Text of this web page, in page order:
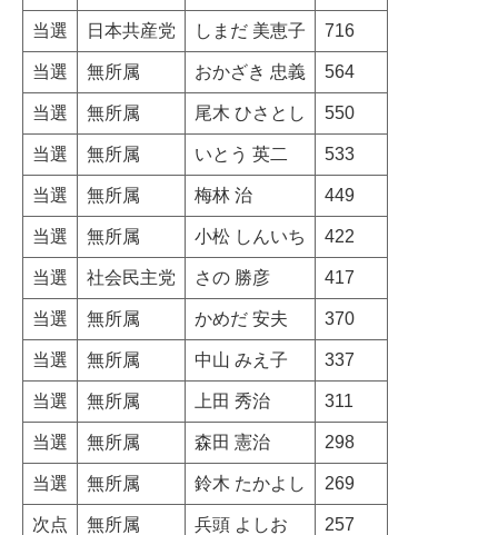
当選 日本共産党 しまだ 美恵子 716
当選 無所属 おかざき 忠義 564
当選 無所属 尾木 ひさとし 550
当選 無所属 いとう 英二 533
当選 無所属 梅林 治 449
当選 無所属 小松 しんいち 422
当選 社会民主党 さの 勝彦 417
当選 無所属 かめだ 安夫 370
当選 無所属 中山 みえ子 337
当選 無所属 上田 秀治 311
当選 無所属 森田 憲治 298
当選 無所属 鈴木 たかよし 269
次点 無所属 兵頭 よしお 257